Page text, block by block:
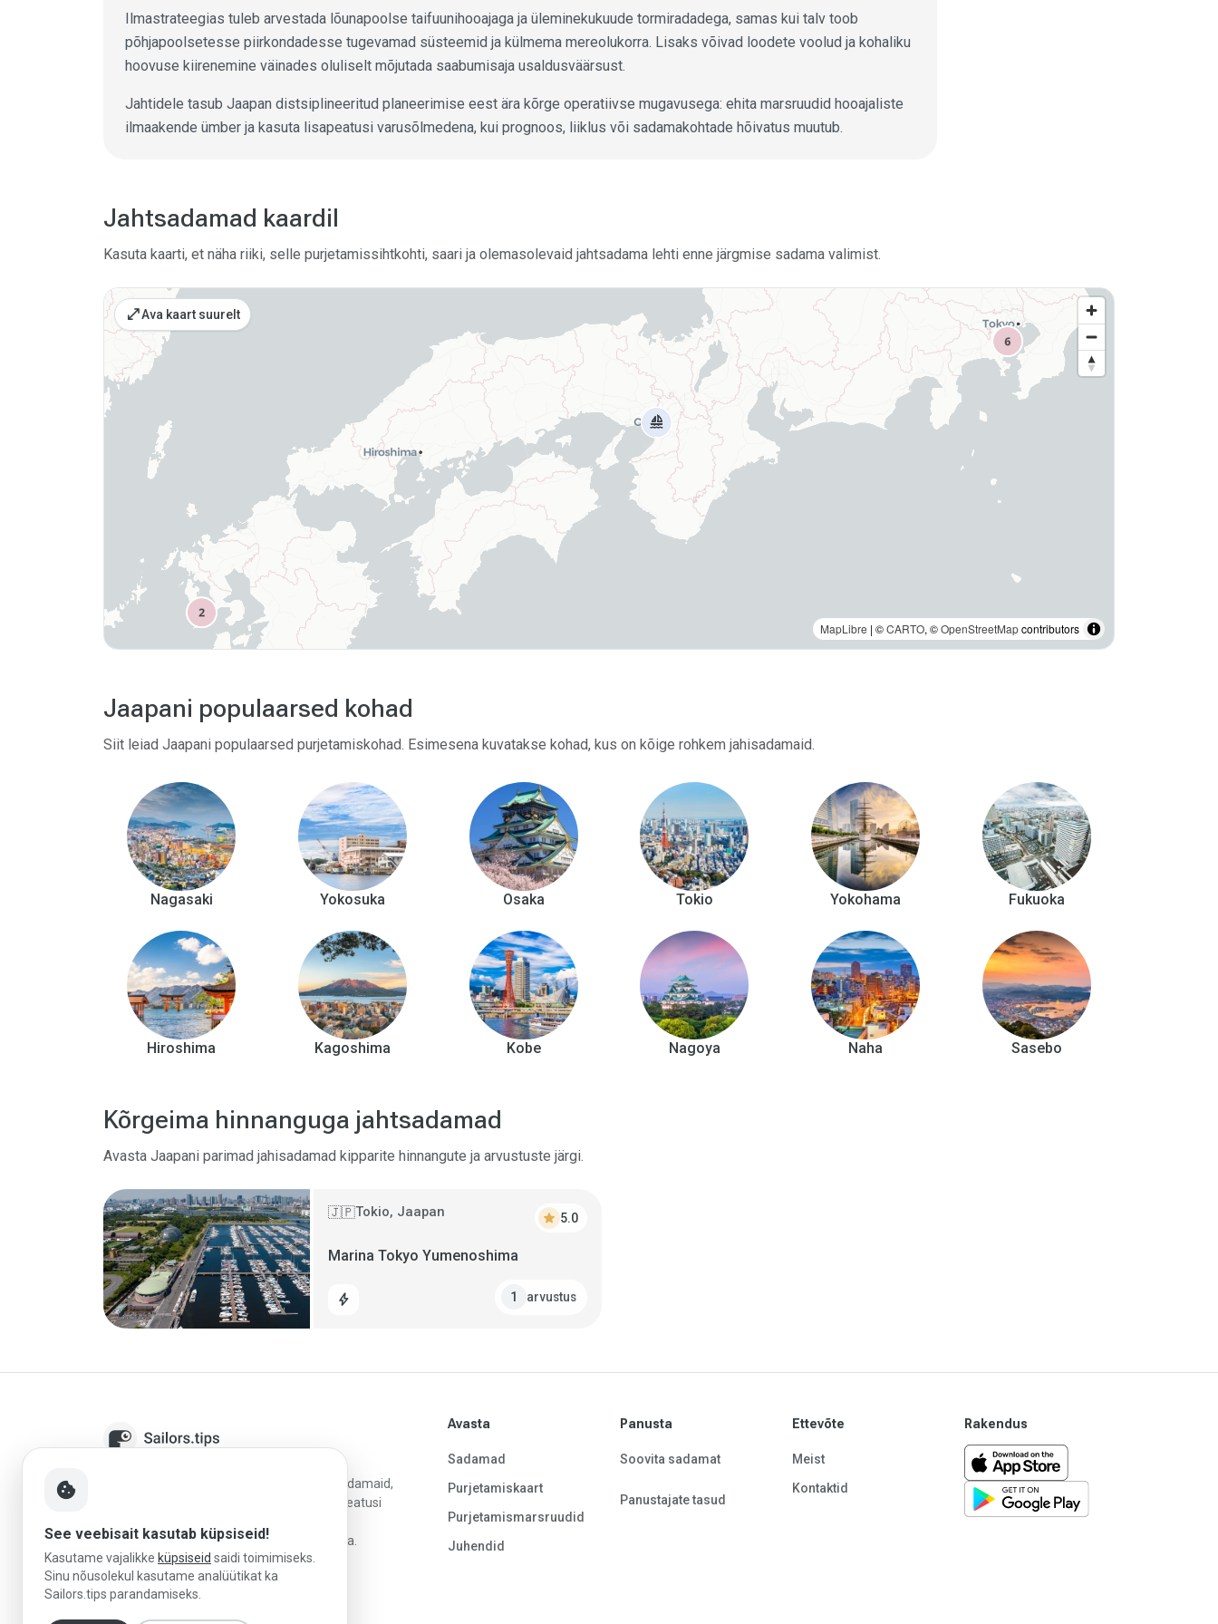
Ilmastrateegias tuleb arvestada lõunapoolse taifuunihooajaga ja üleminekukuude tormiradadega, samas kui talv toob
põhjapoolsetesse piirkondadesse tugevamad süsteemid ja külmema mereolukorra. Lisaks võivad loodete voolud ja kohaliku
hoovuse kiirenemine väinades oluliselt mõjutada saabumisaja usaldusväärsust.
Jahtidele tasub Jaapan distsiplineeritud planeerimise eest ära kõrge operatiivse mugavusega: ehita marsruudid hooajaliste
ilmaakende ümber ja kasuta lisapeatusi varusõlmedena, kui prognoos, liiklus või sadamakohtade hõivatus muutub.
Jahtsadamad kaardil
Kasuta kaarti, et näha riiki, selle purjetamissihtkohti, saari ja olemasolevaid jahtsadama lehti enne järgmise sadama valimist.
open_in_fullAva kaart suurelt
MapLibre | ©CARTO, ©OpenStreetMapcontributors
Jaapani populaarsed kohad
Siit leiad Jaapani populaarsed purjetamiskohad. Esimesena kuvatakse kohad, kus on kõige rohkem jahisadamaid.
Nagasaki Yokosuka Osaka Tokio Yokohama Fukuoka
Hiroshima Kagoshima Kobe Nagoya Naha Sasebo
Kõrgeima hinnanguga jahtsadamad
Avasta Jaapani parimad jahisadamad kipparite hinnangute ja arvustuste järgi.
🇯🇵Tokio, Jaapan star 5.0
Marina Tokyo Yumenoshima
bolt 1 arvustus
Sailors.tips aitab kipparitel avastada jahtsadamaid,
võrrelda sihtkohti ja planeerida paremaid peatusi
purjetamisteadmiste ja praktilise reisiinfoga.
Avasta
Sadamad
Purjetamiskaart
Purjetamismarsruudid
Juhendid
Panusta
Soovita sadamat
Panustajate tasud
Ettevõte
Meist
Kontaktid
Rakendus
cookie
See veebisait kasutab küpsiseid!
Kasutame vajalikke küpsiseid saidi toimimiseks.
Sinu nõusolekul kasutame analüütikat ka
Sailors.tips parandamiseks.